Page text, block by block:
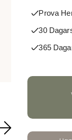
Prova
30
365